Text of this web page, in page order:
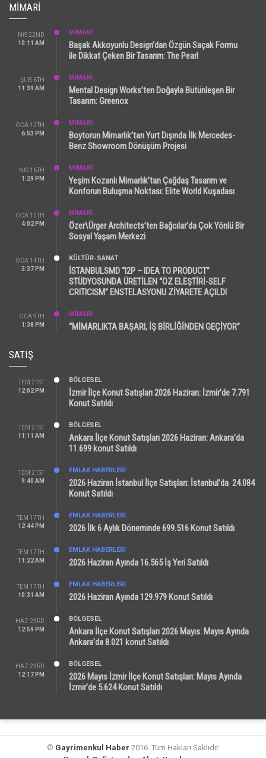
MIMARI
NIS 22ND
10:11 AM
MİMARİ
Başak Akkoyunlu Design’dan Özgün Saçak Formu
ile Dikkat Çeken Bir Tasarım: The Pearl
ŞUB 6TH
11:39 AM
MİMARİ
Mental Design Works’ten Doğayla Bütünleşen Bir
Tasarım: Greenox
OCA 12TH
6:53 PM
MİMARİ
Boytorun Mimarlık’tan Yurt Dışında İlk Mercedes-
Benz Showroom Dönüşüm Projesi
NIS 16TH
1:29 PM
MİMARİ
Yeşim Kozanlı Mimarlık’tan Çağdaş Tasarım ve
Konforun Buluşma Noktası: Elite World Kuşadası
OCA 15TH
4:02 PM
MİMARİ
Özer\Ürger Architects’ten Bağcılar’da Çok Yönlü Bir
Sosyal Yaşam Merkezi
OCA 14TH
3:37 PM
KÜLTÜR-SANAT
İSTANBULSMD “I2P – IDEA TO PRODUCT”
STÜDYOSUNDA ÜRETİLEN “ÖZ ELEŞTİRİ-SELF
CRITICISM” ENSTELASYONU ZİYARETE AÇILDI
OCA 9TH
1:38 PM
MİMARİ
“MİMARLIKTA BAŞARI, İŞ BİRLİĞİNDEN GEÇİYOR”
SATIŞ
TEM 21ST
12:02 PM
BÖLGESEL
İzmir İlçe Konut Satışları 2026 Haziran: İzmir’de 7.791
Konut Satıldı
TEM 21ST
11:11 AM
BÖLGESEL
Ankara İlçe Konut Satışları 2026 Haziran: Ankara’da
11.699 konut Satıldı
TEM 21ST
9:40 AM
EMLAK HABERLERI
2026 Haziran İstanbul İlçe Satışları: İstanbul’da 24.084
Konut Satıldı
TEM 17TH
12:44 PM
EMLAK HABERLERI
2026 İlk 6 Aylık Döneminde 699.516 Konut Satıldı
TEM 17TH
11:22 AM
EMLAK HABERLERI
2026 Haziran Ayında 16.565 İş Yeri Satıldı
TEM 17TH
10:31 AM
EMLAK HABERLERI
2026 Haziran Ayında 129.979 Konut Satıldı
HAZ 23RD
12:59 PM
BÖLGESEL
Ankara İlçe Konut Satışları 2026 Mayıs: Mayıs Ayında
Ankara’da 8.021 konut Satıldı
HAZ 23RD
12:17 PM
BÖLGESEL
2026 Mayıs İzmir İlçe Konut Satışları: Mayıs Ayında
İzmir’de 5.624 Konut Satıldı
© Gayrimenkul Haber 2016. Tüm Hakları Saklıdır.